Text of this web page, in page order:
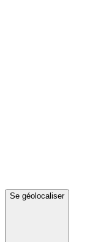
Se géolocaliser